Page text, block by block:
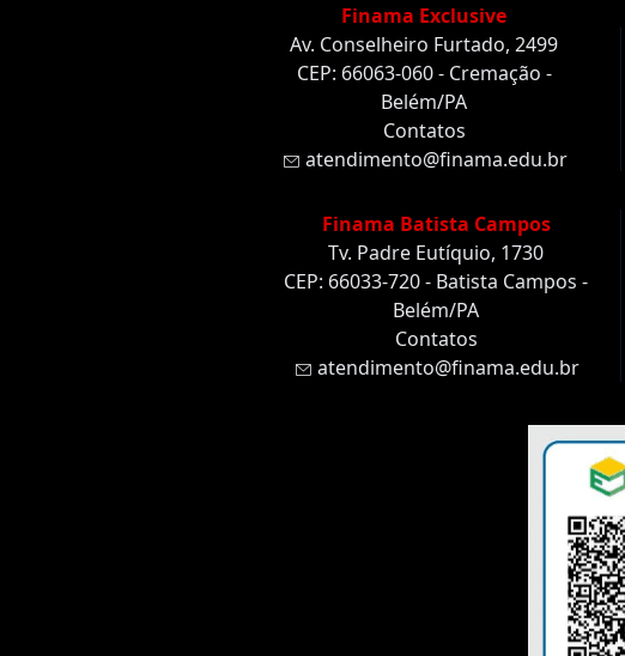
Finama Exclusive
Av. Conselheiro Furtado, 2499
CEP: 66063-060 - Cremação -
Belém/PA
Contatos
atendimento@finama.edu.br
Finama Batista Campos
Tv. Padre Eutíquio, 1730
CEP: 66033-720 - Batista Campos -
Belém/PA
Contatos
atendimento@finama.edu.br